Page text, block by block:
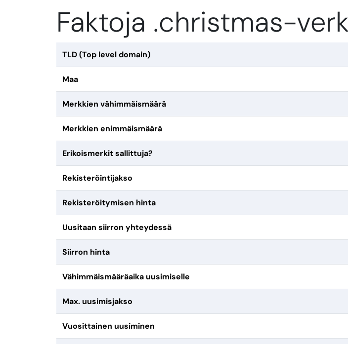
Faktoja .christmas-
TLD (Top level domain)
Maa
Merkkien vähimmäismäärä
Merkkien enimmäismäärä
Erikoismerkit sallittuja?
Rekisteröintijakso
Rekisteröitymisen hinta
Uusitaan siirron yhteydessä
Siirron hinta
Vähimmäismääräaika uusimiselle
Max. uusimisjakso
Vuosittainen uusiminen